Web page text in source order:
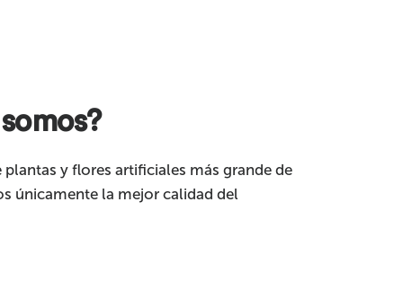
plantas y flores artificiales más grande de
únicamente la mejor calidad del